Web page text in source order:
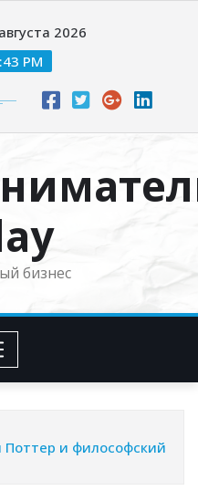
2026
PM
бизнес
и философский